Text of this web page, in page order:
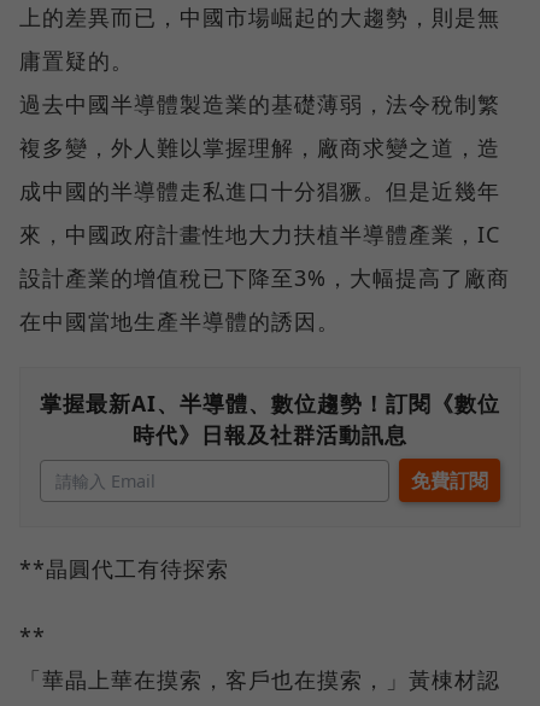
上的差異而已，中國市場崛起的大趨勢，則是無
庸置疑的。
過去中國半導體製造業的基礎薄弱，法令稅制繁
複多變，外人難以掌握理解，廠商求變之道，造
成中國的半導體走私進口十分猖獗。但是近幾年
來，中國政府計畫性地大力扶植半導體產業，IC
設計產業的增值稅已下降至3%，大幅提高了廠商
在中國當地生產半導體的誘因。
掌握最新AI、半導體、數位趨勢！訂閱《數位
時代》日報及社群活動訊息
**晶圓代工有待探索
**
「華晶上華在摸索，客戶也在摸索，」黃棟材認